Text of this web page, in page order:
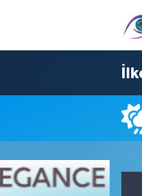
Nöbetçi
Hava
İstanbul